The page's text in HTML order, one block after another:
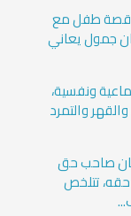
قصة طفل مع
جمول يعاني
ونفسية،
والتمرد
صاحب حق
تتلخص